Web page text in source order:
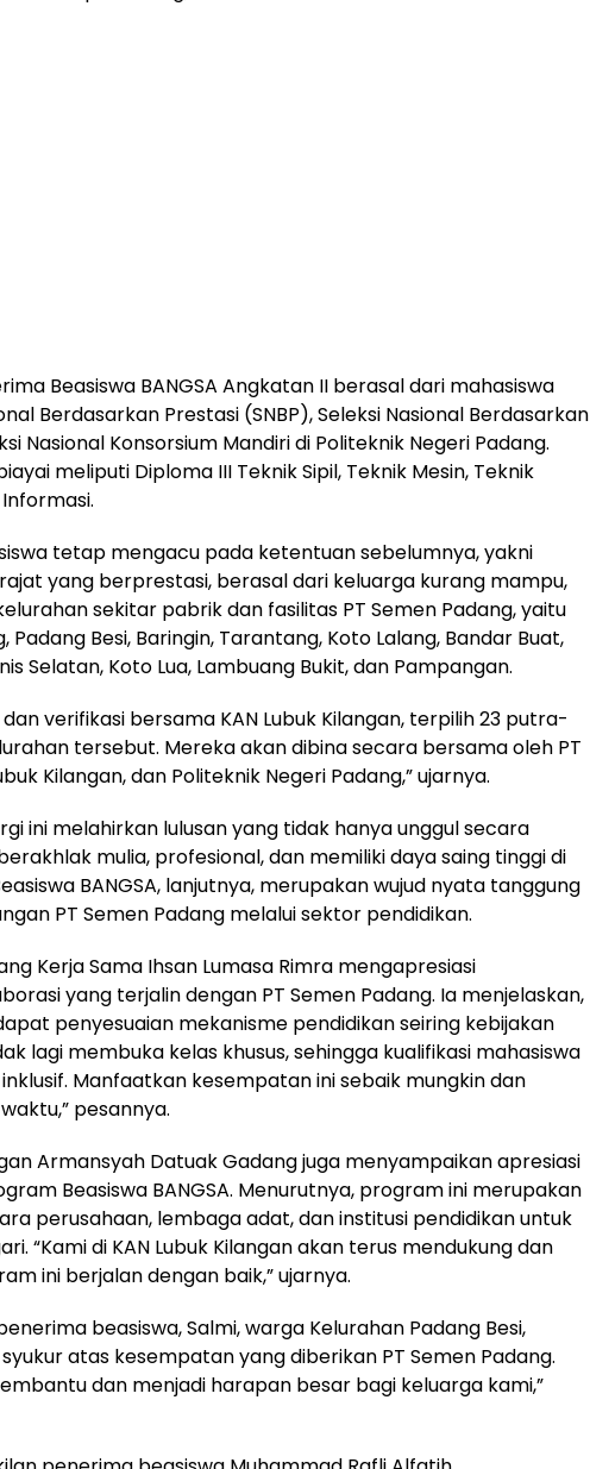
Beasiswa BANGSA Angkatan II berasal dari mahasiswa
Berdasarkan Prestasi (SNBP), Seleksi Nasional Berdasarkan
Nasional Konsorsium Mandiri di Politeknik Negeri Padang.
meliputi Diploma III Teknik Sipil, Teknik Mesin, Teknik
tetap mengacu pada ketentuan sebelumnya, yakni
yang berprestasi, berasal dari keluarga kurang mampu,
sekitar pabrik dan fasilitas PT Semen Padang, yaitu
Padang Besi, Baringin, Tarantang, Koto Lalang, Bandar Buat,
Selatan, Koto Lua, Lambuang Bukit, dan Pampangan.
verifikasi bersama KAN Lubuk Kilangan, terpilih 23 putra-
tersebut. Mereka akan dibina secara bersama oleh PT
Kilangan, dan Politeknik Negeri Padang,” ujarnya.
ini melahirkan lulusan yang tidak hanya unggul secara
mulia, profesional, dan memiliki daya saing tinggi di
BANGSA, lanjutnya, merupakan wujud nyata tanggung
PT Semen Padang melalui sektor pendidikan.
Kerja Sama Ihsan Lumasa Rimra mengapresiasi
yang terjalin dengan PT Semen Padang. Ia menjelaskan,
penyesuaian mekanisme pendidikan seiring kebijakan
lagi membuka kelas khusus, sehingga kualifikasi mahasiswa
Manfaatkan kesempatan ini sebaik mungkin dan
pesannya.
Armansyah Datuak Gadang juga menyampaikan apresiasi
Beasiswa BANGSA. Menurutnya, program ini merupakan
perusahaan, lembaga adat, dan institusi pendidikan untuk
“Kami di KAN Lubuk Kilangan akan terus mendukung dan
ini berjalan dengan baik,” ujarnya.
beasiswa, Salmi, warga Kelurahan Padang Besi,
atas kesempatan yang diberikan PT Semen Padang.
dan menjadi harapan besar bagi keluarga kami,”